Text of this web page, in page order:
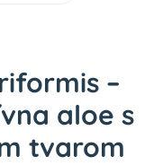
–
aloe s
tvarom